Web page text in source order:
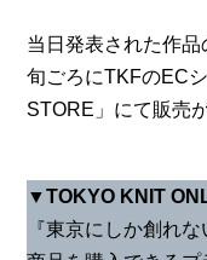
当日発表された作
旬ごろにTKFのEC
STORE」にて販売
▼TOKYO KNIT
『東京にしか創れ